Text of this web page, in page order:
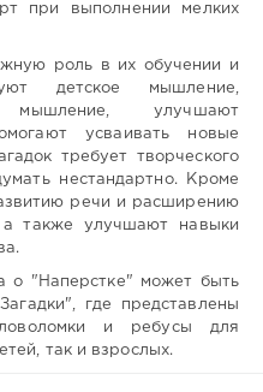
при выполнении мелких
роль в их обучении и
детское мышление,
мышление, улучшают
усваивать новые
требует творческого
нестандартно. Кроме
речи и расширению
а также улучшают навыки
о "Наперстке" может быть
где представлены
и ребусы для
так и взрослых.